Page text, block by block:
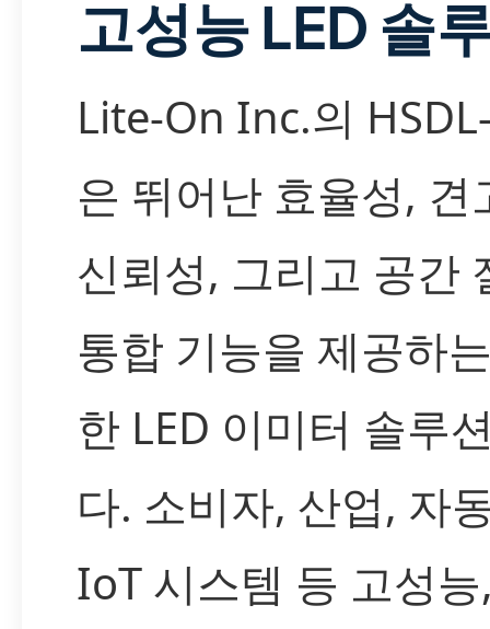
고성능 LED 솔
Lite-On Inc.의
은 뛰어난 효율성, 견
신뢰성, 그리고 공간
통합 기능을 제공하
한 LED 이미터 솔루
다. 소비자, 산업, 자
IoT 시스템 등 고성